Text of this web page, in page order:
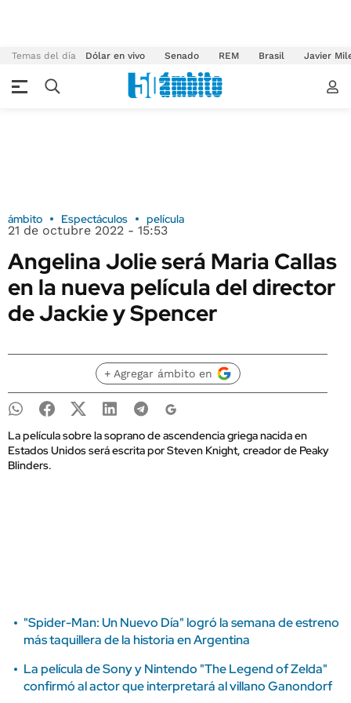
Temas del día Dólar en vivo Senado REM Brasil Javier
ámbito Espectáculos película
21 de octubre 2022 - 15:53
Angelina Jolie será Maria Callas
en la nueva película del director
de Jackie y Spencer
+ Agregar ámbito en
La película sobre la soprano de ascendencia griega nacida en
Estados Unidos será escrita por Steven Knight, creador de Peaky
Blinders.
"Spider-Man: Un Nuevo Día" logró la semana de estreno
más taquillera de la historia en Argentina
La película de Sony y Nintendo "The Legend of Zelda"
confirmó al actor que interpretará al villano Ganondorf